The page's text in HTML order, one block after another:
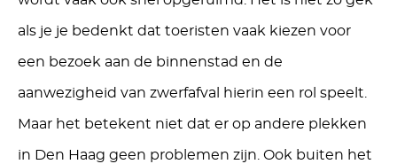
als je je bedenkt dat toeristen vaak kiezen voor
een bezoek aan de binnenstad en de
aanwezigheid van zwerfafval hierin een rol speelt.
Maar het betekent niet dat er op andere plekken
in Den Haag geen problemen zijn. Ook buiten het